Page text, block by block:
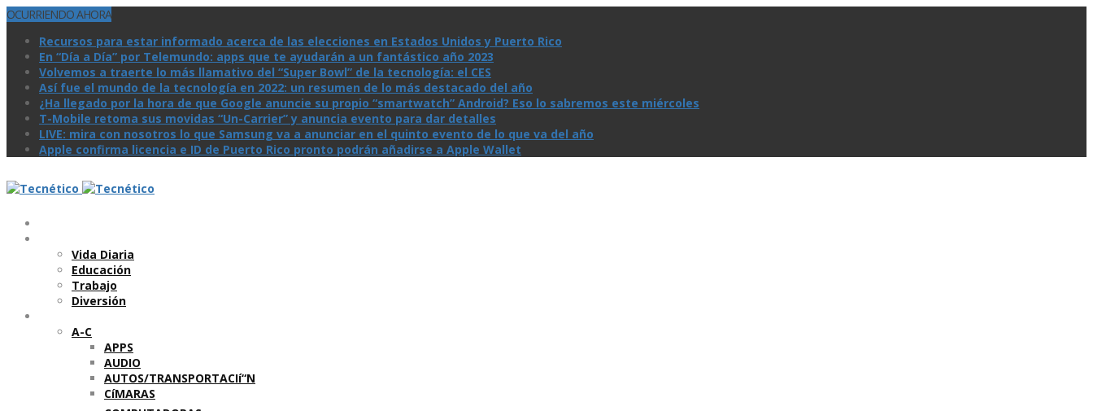
OCURRIENDO AHORA
Recursos para estar informado acerca de las elecciones en Estados Unidos y Puerto Rico
En “Día a Día” por Telemundo: apps que te ayudarán a un fantástico año 2023
Volvemos a traerte lo más llamativo del “Super Bowl” de la tecnologí­a: el CES
Así­ fue el mundo de la tecnologí­a en 2022: un resumen de lo más destacado del año
¿Ha llegado por la hora de que Google anuncie su propio “smartwatch” Android? Eso lo sabremos este miércoles
T-Mobile retoma sus movidas “Un-Carrier” y anuncia evento para dar detalles
LIVE: mira con nosotros lo que Samsung va a anunciar en el quinto evento de lo que va del año
Apple confirma licencia e ID de Puerto Rico pronto podrán añadirse a Apple Wallet
Vida Diaria
Educación
Trabajo
Diversión
A-C
APPS
AUDIO
AUTOS/TRANSPORTACIí“N
CíMARAS